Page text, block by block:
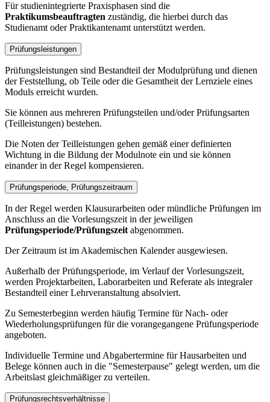
Für studienintegrierte Praxisphasen sind die
Praktikumsbeauftragten zuständig, die hierbei durch das
Studienamt oder Praktikantenamt unterstützt werden.
Prüfungsleistungen
Prüfungsleistungen sind Bestandteil der Modulprüfung und dienen
der Feststellung, ob Teile oder die Gesamtheit der Lernziele eines
Moduls erreicht wurden.
Sie können aus mehreren Prüfungsteilen und/oder Prüfungsarten
(Teilleistungen) bestehen.
Die Noten der Teilleistungen gehen gemäß einer definierten
Wichtung in die Bildung der Modulnote ein und sie können
einander in der Regel kompensieren.
Prüfungsperiode, Prüfungszeitraum
In der Regel werden Klausurarbeiten oder mündliche Prüfungen im
Anschluss an die Vorlesungszeit in der jeweiligen
Prüfungsperiode/Prüfungszeit abgenommen.
Der Zeitraum ist im Akademischen Kalender ausgewiesen.
Außerhalb der Prüfungsperiode, im Verlauf der Vorlesungszeit,
werden Projektarbeiten, Laborarbeiten und Referate als integraler
Bestandteil einer Lehrveranstaltung absolviert.
Zu Semesterbeginn werden häufig Termine für Nach- oder
Wiederholungsprüfungen für die vorangegangene Prüfungsperiode
angeboten.
Individuelle Termine und Abgabertermine für Hausarbeiten und
Belege können auch in die "Semesterpause" gelegt werden, um die
Arbeitslast gleichmäßiger zu verteilen.
Prüfungsrechtsverhältnisse